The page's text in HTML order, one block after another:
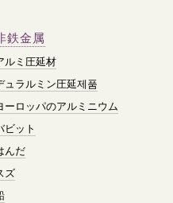
鉄金属
ルミ圧延材
ュラルミン圧延제품
ーロッパのアルミニウム
ビット
んだ
ズ